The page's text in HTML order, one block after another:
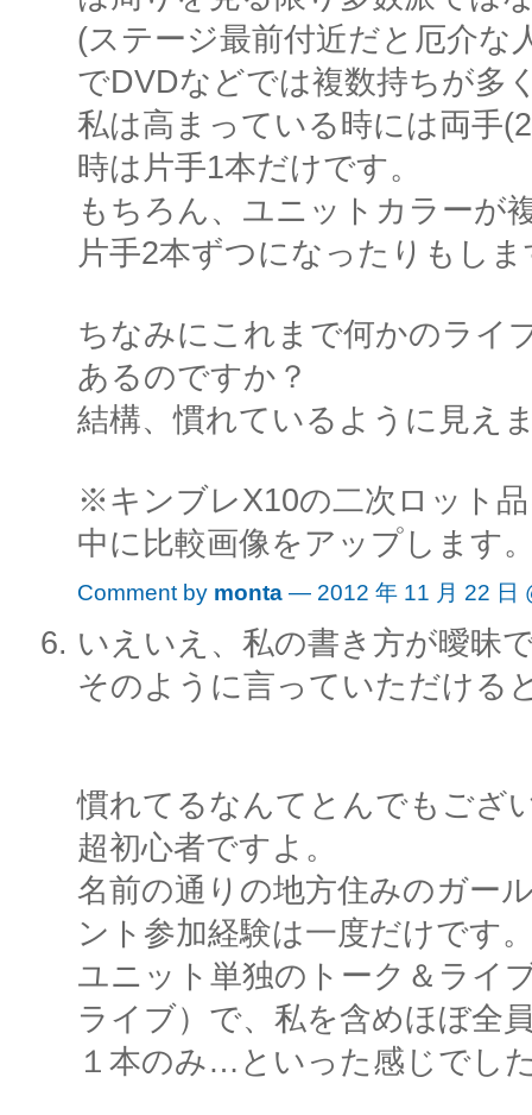
(ステージ最前付近だと厄介な
でDVDなどでは複数持ちが
私は高まっている時には両手
時は片手1本だけです。
もちろん、ユニットカラーが
片手2本ずつになったりもしま
ちなみにこれまで何かのライ
あるのですか？
結構、慣れているように見え
※キンブレX10の二次ロット
中に比較画像をアップします
Comment by monta — 2012 年 11 月 22 日
いえいえ、私の書き方が曖昧
そのように言っていただける
慣れてるなんてとんでもござ
超初心者ですよ。
名前の通りの地方住みのガー
ント参加経験は一度だけです
ユニット単独のトーク＆ライ
ライブ）で、私を含めほぼ全
１本のみ…といった感じでし